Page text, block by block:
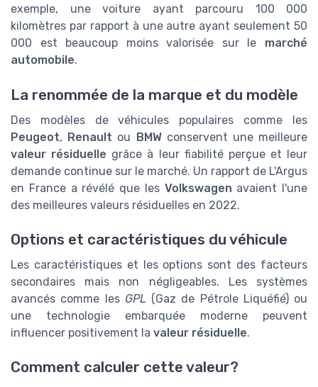
exemple, une voiture ayant parcouru 100 000
kilomètres par rapport à une autre ayant seulement 50
000 est beaucoup moins valorisée sur le marché
automobile.
La renommée de la marque et du modèle
Des modèles de véhicules populaires comme les
Peugeot, Renault ou BMWconservent une meilleure
valeur résiduelle grâce à leur fiabilité perçue et leur
demande continue sur le marché. Un rapport de L'Argus
en France a révélé que les Volkswagen avaient l'une
des meilleures valeurs résiduelles en 2022.
Options et caractéristiques du véhicule
Les caractéristiques et les options sont des facteurs
secondaires mais non négligeables. Les systèmes
avancés comme les GPL (Gaz de Pétrole Liquéfié) ou
une technologie embarquée moderne peuvent
influencer positivement la valeur résiduelle.
Comment calculer cette valeur?